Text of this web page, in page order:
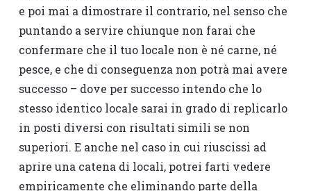
e poi mai a dimostrare il contrario, nel senso che
puntando a servire chiunque non farai che
confermare che il tuo locale non è né carne, né
pesce, e che di conseguenza non potrà mai avere
successo – dove per successo intendo che lo
stesso identico locale sarai in grado di replicarlo
in posti diversi con risultati simili se non
superiori. E anche nel caso in cui riuscissi ad
aprire una catena di locali, potrei farti vedere
empiricamente che eliminando parte della